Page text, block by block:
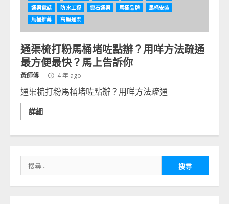
通渠電話
防水工程 雲石通渠 馬桶品牌
馬桶安裝
馬桶推薦
高壓通渠
通渠梳打粉馬桶堵咗點辦？用咩方法疏通
最方便最快？馬上告訴你
黃師傅 4 年 ago
通渠梳打粉馬桶堵咗點辦？用咩方法疏通
詳細
尋
關